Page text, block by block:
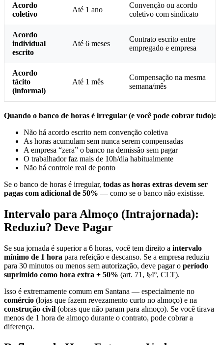
Acordo
coletivo
Até 1 ano
Convenção ou acordo
coletivo com sindicato
Acordo
individual
escrito
Até 6 meses
Contrato escrito entre
empregado e empresa
Acordo
tácito
(informal)
Até 1 mês
Compensação na mesma
semana/mês
Quando o banco de horas é irregular (e você pode cobrar tudo):
Não há acordo escrito nem convenção coletiva
As horas acumulam sem nunca serem compensadas
A empresa “zera” o banco na demissão sem pagar
O trabalhador faz mais de 10h/dia habitualmente
Não há controle real de ponto
Se o banco de horas é irregular, todas as horas extras devem ser
pagas com adicional de 50% — como se o banco não existisse.
Intervalo para Almoço (Intrajornada):
Reduziu? Deve Pagar
Se sua jornada é superior a 6 horas, você tem direito a intervalo
mínimo de 1 hora para refeição e descanso. Se a empresa reduziu
para 30 minutos ou menos sem autorização, deve pagar o período
suprimido como hora extra + 50% (art. 71, §4º, CLT).
Isso é extremamente comum em Santana — especialmente no
comércio (lojas que fazem revezamento curto no almoço) e na
construção civil (obras que não param para almoço). Se você tirava
menos de 1 hora de almoço durante o contrato, pode cobrar a
diferença.